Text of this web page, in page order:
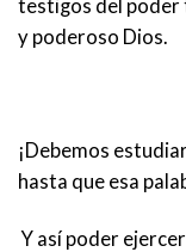
testigos del
y poderoso Dios.
¡Debemos
hasta que esa
Y así poder